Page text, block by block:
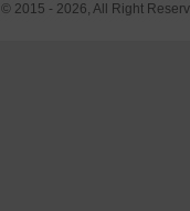
© 2015 - 2026, All Right